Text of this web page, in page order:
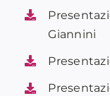
Giannini